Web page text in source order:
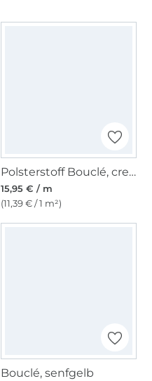
Polsterstoff Bouclé, creme
15,95 € / m
(11,39 € / 1 m²)
Bouclé, senfgelb